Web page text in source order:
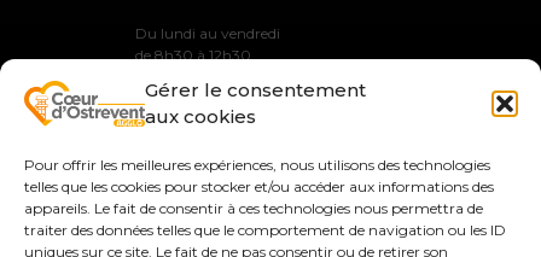
Gérer le consentement
aux cookies
Pour offrir les meilleures expériences, nous utilisons des technologies
telles que les cookies pour stocker et/ou accéder aux informations des
appareils. Le fait de consentir à ces technologies nous permettra de
traiter des données telles que le comportement de navigation ou les ID
uniques sur ce site. Le fait de ne pas consentir ou de retirer son
Du lundi au vendredi
de 8h30 à 12h30
MENTIONS LÉGALES
GESTION DES COOKIES